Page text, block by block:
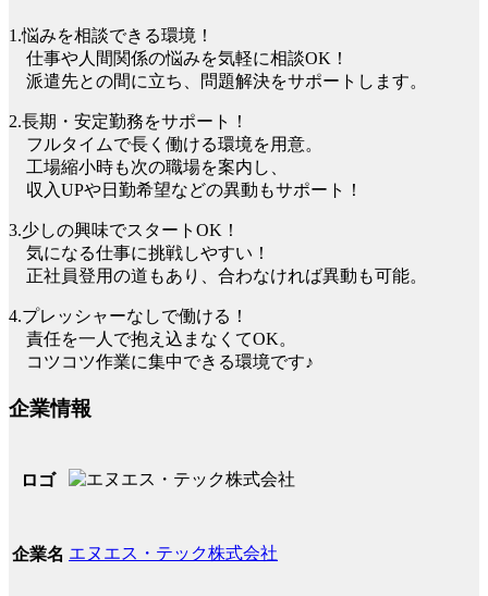
1.悩みを相談できる環境！
仕事や人間関係の悩みを気軽に相談OK！
派遣先との間に立ち、問題解決をサポートします。
2.長期・安定勤務をサポート！
フルタイムで長く働ける環境を用意。
工場縮小時も次の職場を案内し、
収入UPや日勤希望などの異動もサポート！
3.少しの興味でスタートOK！
気になる仕事に挑戦しやすい！
正社員登用の道もあり、合わなければ異動も可能。
4.プレッシャーなしで働ける！
責任を一人で抱え込まなくてOK。
コツコツ作業に集中できる環境です♪
企業情報
ロゴ
企業名 エヌエス・テック株式会社